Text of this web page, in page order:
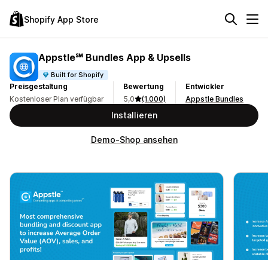
Shopify App Store
Appstle℠ Bundles App & Upsells
Built for Shopify
Preisgestaltung
Kostenloser Plan verfügbar
Bewertung
5,0
(1.000)
Entwickler
Appstle Bundles
Installieren
Demo-Shop ansehen